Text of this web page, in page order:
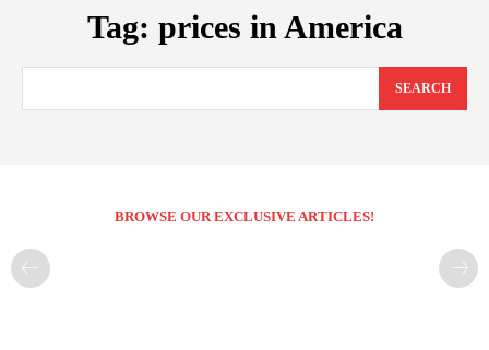
Tag: prices in America
SEARCH
BROWSE OUR EXCLUSIVE ARTICLES!